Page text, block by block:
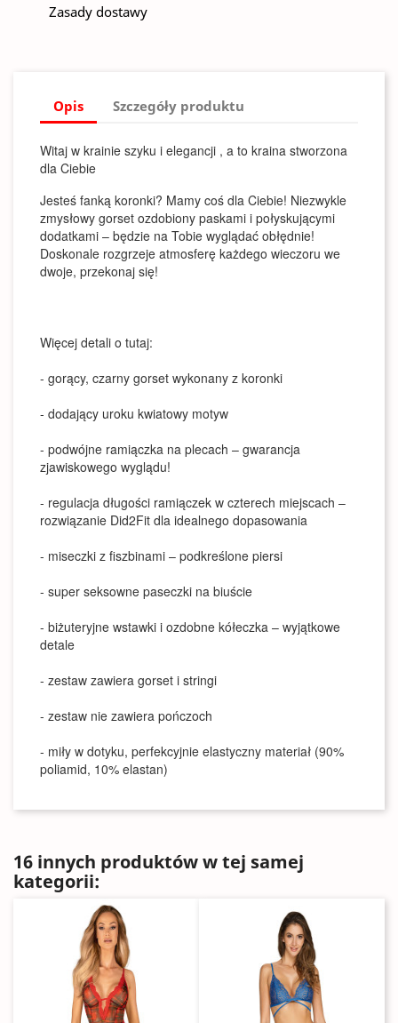
Zasady dostawy
Opis Szczegóły produktu
Witaj w krainie szyku i elegancji , a to kraina stworzona
dla Ciebie
Jesteś fanką koronki? Mamy coś dla Ciebie! Niezwykle
zmysłowy gorset ozdobiony paskami i połyskującymi
dodatkami – będzie na Tobie wyglądać obłędnie!
Doskonale rozgrzeje atmosferę każdego wieczoru we
dwoje, przekonaj się!
Więcej detali o tutaj:
- gorący, czarny gorset wykonany z koronki
- dodający uroku kwiatowy motyw
- podwójne ramiączka na plecach – gwarancja
zjawiskowego wyglądu!
- regulacja długości ramiączek w czterech miejscach –
rozwiązanie Did2Fit dla idealnego dopasowania
- miseczki z fiszbinami – podkreślone piersi
- super seksowne paseczki na biuście
- biżuteryjne wstawki i ozdobne kółeczka – wyjątkowe
detale
- zestaw zawiera gorset i stringi
- zestaw nie zawiera pończoch
- miły w dotyku, perfekcyjnie elastyczny materiał (90%
poliamid, 10% elastan)
16 innych produktów w tej samej
kategorii: